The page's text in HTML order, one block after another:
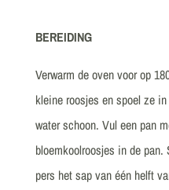
BEREIDING
Verwarm de oven voor op
kleine roosjes en spoel ze
water schoon. Vul een pan
bloemkoolroosjes in de
pers het sap van één helft